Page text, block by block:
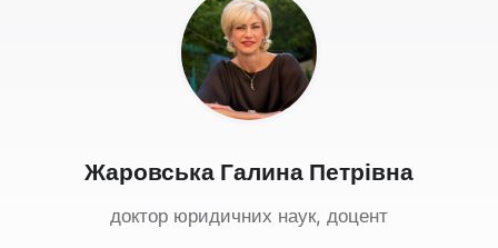
Жаровська Галина Петрівна
доктор юридичних наук, доцент